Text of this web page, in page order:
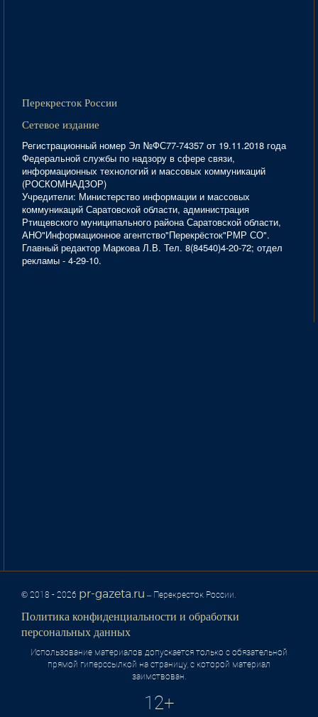
Перекресток России
Сетевое издание
Регистрационный номер Эл №ФС77-74357 от 19.11.2018 года
Федеральной службы по надзору в сфере связи,
информационных технологий и массовых коммуникаций
(РОСКОМНАДЗОР)
Учредители: Министерство информации и массовых
коммуникаций Саратовской области, администрация
Ртищевского муниципального района Саратовской области,
АНО"Информационное агентство"Перекрёсток"РМР СО".
Главный редактор Маркова Л.В. Тел. 8(84540)4-20-72; отдел
рекламы - 4-29-10.
© 2018 - 2026 pr-gazeta.ru – Перекресток России.
Политика конфиденциальности и обработки
персональных данных
Использование материалов допускается только с обязательной
прямой гиперссылкой на страницу, с которой материал
заимствован.
12+